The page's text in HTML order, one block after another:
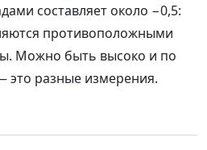
составляет около −0,5:
противоположными
Можно быть высоко и по
это разные измерения.